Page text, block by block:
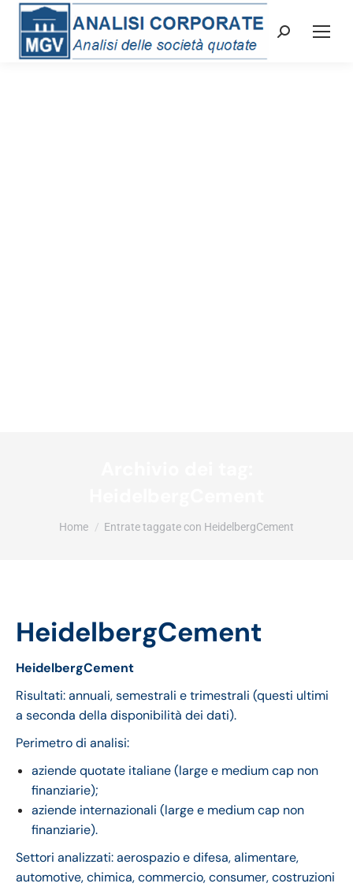
Cerca:
Tu sei qui:
Home Entrate taggate con HeidelbergCement
HeidelbergCement
HeidelbergCement
Risultati: annuali, semestrali e trimestrali (questi ultimi
a seconda della disponibilità dei dati).
Perimetro di analisi:
aziende quotate italiane (large e medium cap non
finanziarie);
aziende internazionali (large e medium cap non
finanziarie).
Settori analizzati: aerospazio e difesa, alimentare,
automotive, chimica, commercio, consumer, costruzioni